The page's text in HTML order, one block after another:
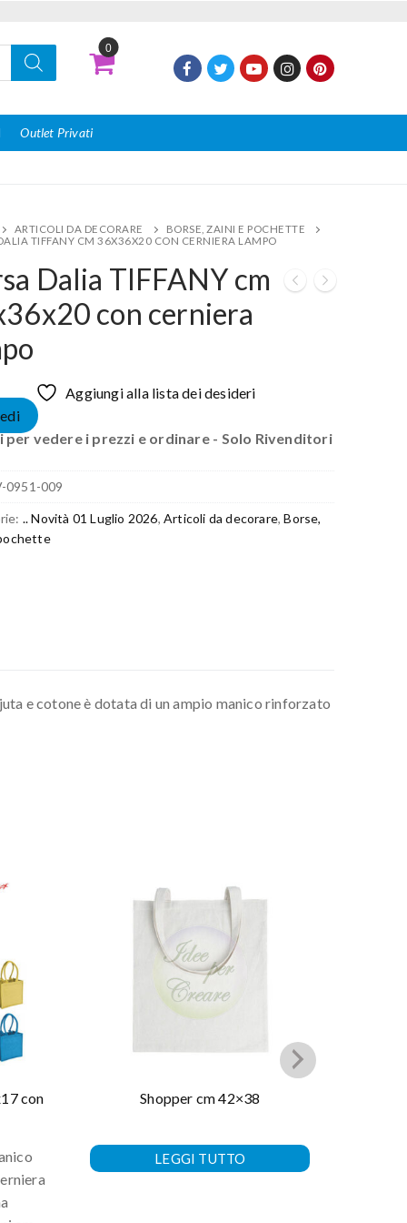
0
Outlet Privati
ARTICOLI DA DECORARE
BORSE, ZAINI E POCHETTE
TIFFANY CM 36X36X20 CON CERNIERA LAMPO
Dalia TIFFANY cm
con cerniera
Aggiungi alla lista dei desideri
per vedere i prezzi e ordinare - Solo Rivenditori
0951-009
.. Novità 01 Luglio 2026, Articoli da decorare,Borse,
e cotone è dotata di un ampio manico rinforzato
con
Shopper cm 42×38
LEGGI TUTTO